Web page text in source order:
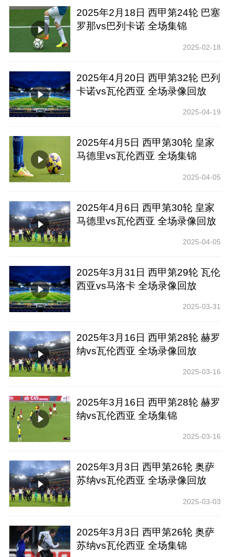
2025年2月18日 西甲第24轮 巴塞
罗那vs巴列卡诺 全场集锦
2025-02-18
2025年4月20日 西甲第32轮 巴列
卡诺vs瓦伦西亚 全场录像回放
2025-04-19
2025年4月5日 西甲第30轮 皇家
马德里vs瓦伦西亚 全场集锦
2025-04-05
2025年4月6日 西甲第30轮 皇家
马德里vs瓦伦西亚 全场录像回放
2025-04-05
2025年3月31日 西甲第29轮 瓦伦
西亚vs马洛卡 全场录像回放
2025-03-31
2025年3月16日 西甲第28轮 赫罗
纳vs瓦伦西亚 全场录像回放
2025-03-16
2025年3月16日 西甲第28轮 赫罗
纳vs瓦伦西亚 全场集锦
2025-03-16
2025年3月3日 西甲第26轮 奥萨
苏纳vs瓦伦西亚 全场录像回放
2025-03-03
2025年3月3日 西甲第26轮 奥萨
苏纳vs瓦伦西亚 全场集锦